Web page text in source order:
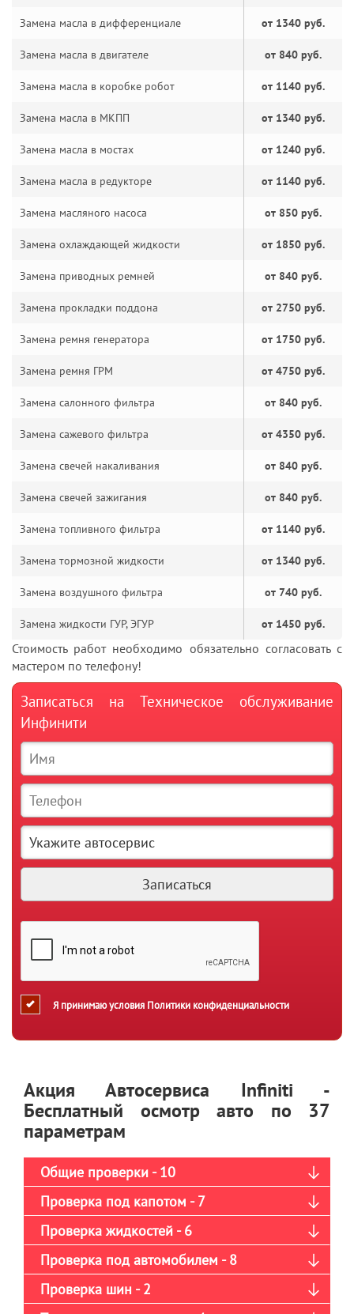
Замена масла в дифференциале от 1340 руб.
Замена масла в двигателе от 840 руб.
Замена масла в коробке робот от 1140 руб.
Замена масла в МКПП от 1340 руб.
Замена масла в мостах от 1240 руб.
Замена масла в редукторе от 1140 руб.
Замена масляного насоса от 850 руб.
Замена охлаждающей жидкости от 1850 руб.
Замена приводных ремней от 840 руб.
Замена прокладки поддона от 2750 руб.
Замена ремня генератора от 1750 руб.
Замена ремня ГРМ от 4750 руб.
Замена салонного фильтра от 840 руб.
Замена сажевого фильтра от 4350 руб.
Замена свечей накаливания от 840 руб.
Замена свечей зажигания от 840 руб.
Замена топливного фильтра от 1140 руб.
Замена тормозной жидкости от 1340 руб.
Замена воздушного фильтра от 740 руб.
Замена жидкости ГУР, ЭГУР от 1450 руб.
Стоимость работ необходимо обязательно согласовать с
мастером по телефону!
Записаться на Техническое обслуживание
Инфинити
Я принимаю условия Политики конфиденциальности
Акция Автосервиса Infiniti -
Бесплатный осмотр авто по 37
параметрам
Общие проверки - 10
Проверка под капотом - 7
Проверка жидкостей - 6
Проверка под автомобилем - 8
Проверка шин - 2